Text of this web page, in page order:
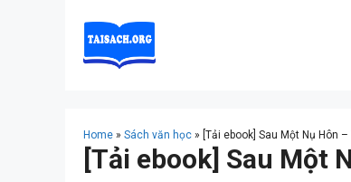
Home » Sách văn học » [Tải ebook] Sau Một Nụ Hôn –
[Tải ebook] Sau Một